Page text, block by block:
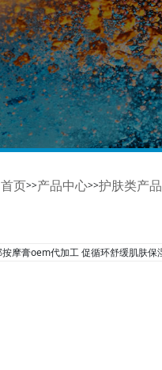
首页>>产品中心>>护肤类产品